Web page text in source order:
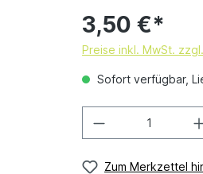
3,50 €*
Preise inkl. MwSt.
Sofort verfügbar,
Zum Merkzettel